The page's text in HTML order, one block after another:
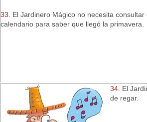
33.
El Jardinero Mágico no necesita consultar
calendario para saber que llegó la primavera.
34. El
de regar.